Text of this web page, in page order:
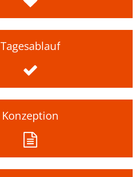
Tagesablauf
Konzeption